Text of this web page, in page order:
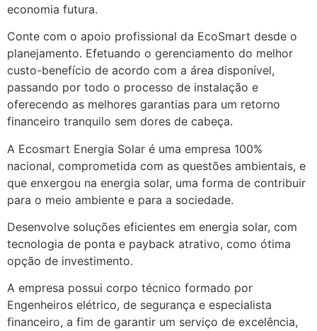
economia futura.
Conte com o apoio profissional da EcoSmart desde o
planejamento. Efetuando o gerenciamento do melhor
custo-benefício de acordo com a área disponível,
passando por todo o processo de instalação e
oferecendo as melhores garantias para um retorno
financeiro tranquilo sem dores de cabeça.
A Ecosmart Energia Solar é uma empresa 100%
nacional, comprometida com as questões ambientais, e
que enxergou na energia solar, uma forma de contribuir
para o meio ambiente e para a sociedade.
Desenvolve soluções eficientes em energia solar, com
tecnologia de ponta e payback atrativo, como ótima
opção de investimento.
A empresa possui corpo técnico formado por
Engenheiros elétrico, de segurança e especialista
financeiro, a fim de garantir um serviço de excelência,